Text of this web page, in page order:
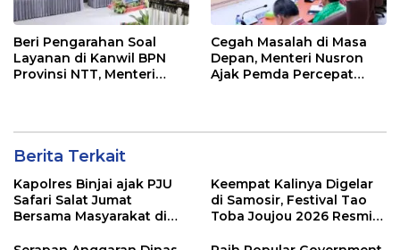
Beri Pengarahan Soal
Layanan di Kanwil BPN
Provinsi NTT, Menteri
Cegah Masalah di Masa
Depan, Menteri Nusron
Ajak Pemda Percepat
Berita Terkait
Kapolres Binjai ajak PJU
Safari Salat Jumat
Bersama Masyarakat di
Keempat Kalinya Digelar
di Samosir, Festival Tao
Toba Joujou 2026 Resmi